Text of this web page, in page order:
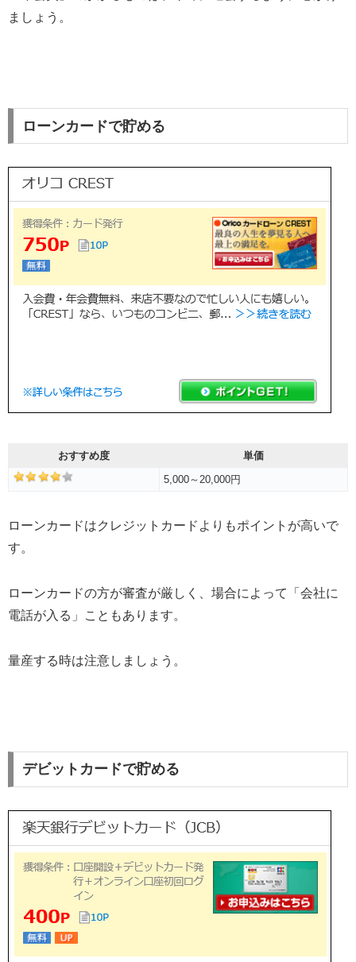
ましょう。
ローンカードで貯める
おすすめ度
単価
5,000～20,000円
ローンカードはクレジットカードよりもポイントが高いで
す。
ローンカードの方が審査が厳しく、場合によって「会社に
電話が入る」こともあります。
量産する時は注意しましょう。
デビットカードで貯める